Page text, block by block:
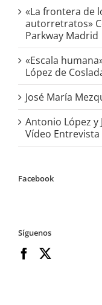
«La frontera de
autorretratos»
Parkway Madrid
«Escala
López de
José María
Antonio López y
Vídeo Entrevista
Facebook
Síguenos